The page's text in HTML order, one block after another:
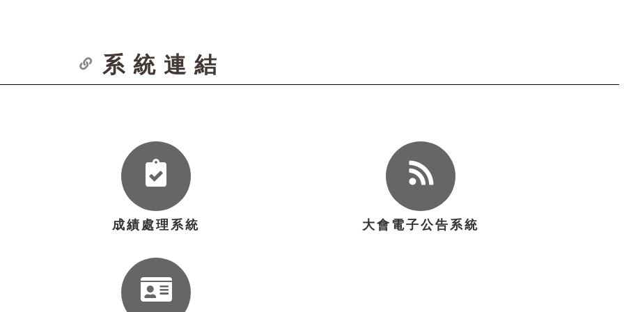
系統連結
成績處理系統 大會電子公告系統